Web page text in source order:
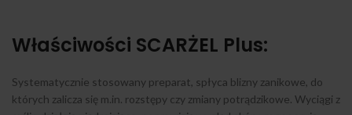
Właściwości SCARŻEL Plus:
Systematycznie stosowany preparat, spłyca blizny zanikowe, do
których zalicza się m.in. rozstępy czy zmiany potrądzikowe. Wyciągi z